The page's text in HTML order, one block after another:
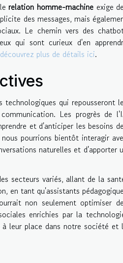
relation homme-machineexige
des messages, mais
Le chemin vers des
qui sont curieux d'en
découvrez plus de détails ici.
qui repousseront
Les progrès de
et d'anticiper les besoins
pourrions bientôt interagir
naturelles et d'apporter
secteurs variés, allant de la
en tant qu'assistants
non seulement optimiser
enrichies par la
leur place dans notre société et